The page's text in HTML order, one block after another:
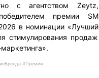
с агентством Zeytz,
премии SM
в номинации «Лучший
стимулирования продаж
#Премии